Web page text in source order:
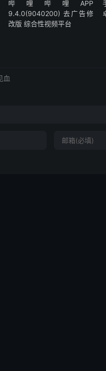
哔哩哔哩APP
9.4.0(9040200) 去广告修
改版 综合性视频平台